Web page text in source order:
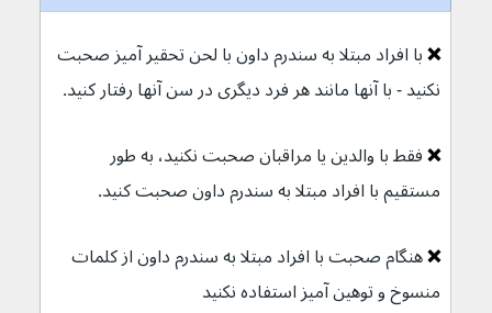
❌ با افراد مبتلا به سندرم داون با لحن تحقیر آمیز صحبت
نکنید - با آنها مانند هر فرد دیگری در سن آنها رفتار کنید.
❌ فقط با والدین یا مراقبان صحبت نکنید، به طور
مستقیم با افراد مبتلا به سندرم داون صحبت کنید.
❌ هنگام صحبت با افراد مبتلا به سندرم داون از کلمات
منسوخ و توهین آمیز استفاده نکنید